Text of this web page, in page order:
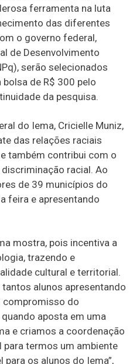
ferramenta na luta
das diferentes
o governo federal,
de Desenvolvimento
serão selecionados
de R$ 300 pelo
da pesquisa.
do Iema, Cricielle Muniz,
das relações raciais
também contribui com o
racial. Ao
de 39 municípios do
feira e apresentando
mostra, pois incentiva a
trazendo e
cultural e territorial.
alunos apresentando
compromisso do
aposta em uma
e criamos a coordenação
para termos um ambiente
os alunos do Iema”,